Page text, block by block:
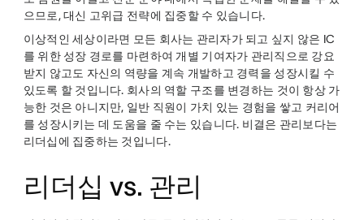
으므로, 대신 고위급 전략에 집중할 수 있습니다.
이상적인 세상이라면 모든 회사는 관리자가 되고 싶지 않은 IC
를 위한 성장 경로를 마련하여 개별 기여자가 관리직으로 강요
받지 않고도 자신의 역량을 계속 개발하고 경력을 성장시킬 수
있도록 할 것입니다. 회사의 역할 구조를 변경하는 것이 항상 가
능한 것은 아니지만, 일반 직원이 가치 있는 경험을 쌓고 커리어
를 성장시키는 데 도움을 줄 수는 있습니다. 비결은 관리보다는
리더십에 집중하는 것입니다.
리더십 vs. 관리